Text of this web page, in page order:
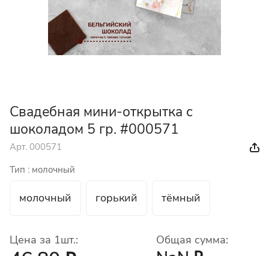
Свадебная мини-открытка с
шоколадом 5 гр. #000571
Арт. 000571
Тип : молочный
молочный горький тёмный
Цена за 1шт.: Общая сумма: